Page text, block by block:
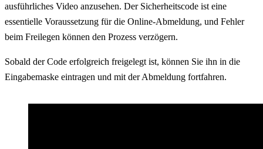
ausführliches Video anzusehen. Der Sicherheitscode ist eine
essentielle Voraussetzung für die Online-Abmeldung, und Fehler
beim Freilegen können den Prozess verzögern.
Sobald der Code erfolgreich freigelegt ist, können Sie ihn in die
Eingabemaske eintragen und mit der Abmeldung fortfahren.